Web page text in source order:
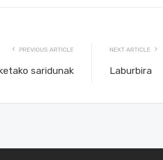
PREVIOUS ARTICLE
saridunak
NEXT ARTICLE
Laburbira